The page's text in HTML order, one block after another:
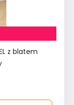
z blatem